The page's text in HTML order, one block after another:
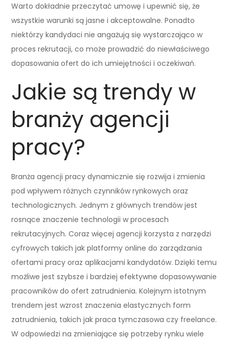
Warto dokładnie przeczytać umowę i upewnić się, że
wszystkie warunki są jasne i akceptowalne. Ponadto
niektórzy kandydaci nie angażują się wystarczająco w
proces rekrutacji, co może prowadzić do niewłaściwego
dopasowania ofert do ich umiejętności i oczekiwań.
Jakie są trendy w
branży agencji
pracy?
Branża agencji pracy dynamicznie się rozwija i zmienia
pod wpływem różnych czynników rynkowych oraz
technologicznych. Jednym z głównych trendów jest
rosnące znaczenie technologii w procesach
rekrutacyjnych. Coraz więcej agencji korzysta z narzędzi
cyfrowych takich jak platformy online do zarządzania
ofertami pracy oraz aplikacjami kandydatów. Dzięki temu
możliwe jest szybsze i bardziej efektywne dopasowywanie
pracowników do ofert zatrudnienia. Kolejnym istotnym
trendem jest wzrost znaczenia elastycznych form
zatrudnienia, takich jak praca tymczasowa czy freelance.
W odpowiedzi na zmieniające się potrzeby rynku wiele